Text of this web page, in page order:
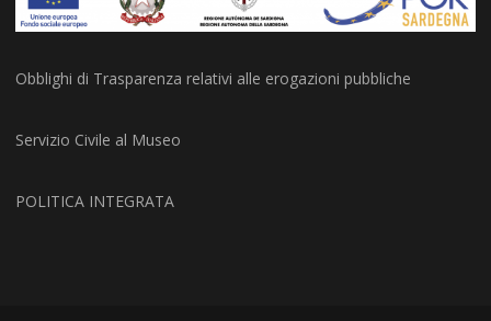
Obblighi di Trasparenza relativi alle erogazioni pubbliche
Servizio Civile al Museo
POLITICA INTEGRATA